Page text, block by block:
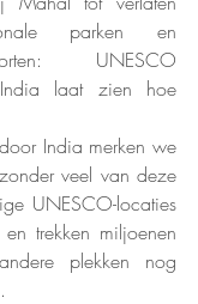
parken en
UNESCO
laat zien hoe
India merken we
veel van deze
UNESCO-locaties
trekken miljoenen
plekken nog